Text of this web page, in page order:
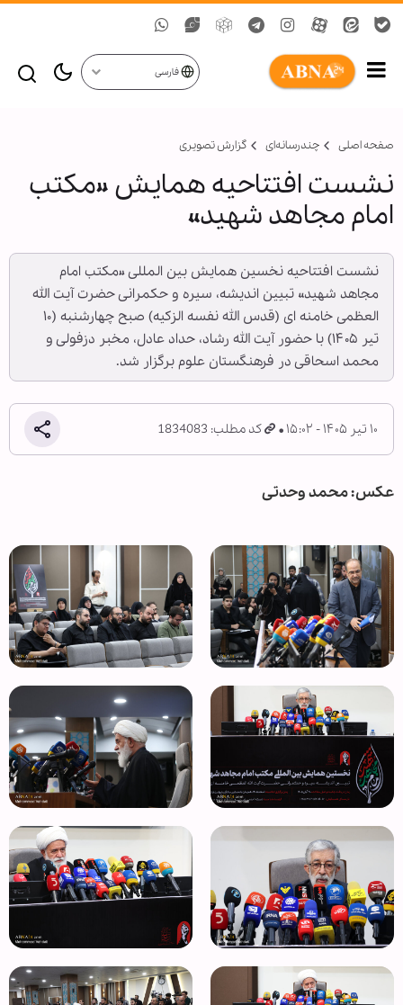
فارسی
صفحه اصلی چندرسانه‌ای گزارش تصويری
نشست افتتاحیه همایش «مکتب
امام مجاهد شهید»
نشست افتتاحیه نخسین همایش بین المللی «مکتب امام
مجاهد شهید» تبیین اندیشه، سیره و حکمرانی حضرت آیت الله
العظمی خامنه ای (قدس الله نفسه الزکیه) صبح چهارشنبه (۱۰
تیر ۱۴۰۵) با حضور آیت الله رشاد، حداد عادل، مخبر دزفولی و
محمد اسحاقی در فرهنگستان علوم برگزار شد.
۱۰ تیر ۱۴۰۵ - ۱۵:۰۲ کد مطلب: 1834083
عکس: محمد وحدتی